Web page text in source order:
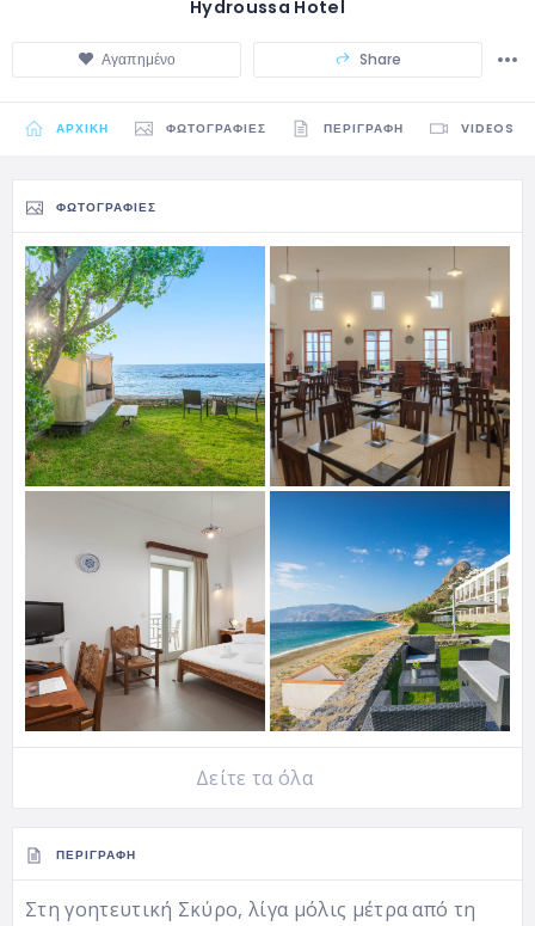
Hydroussa Hotel
Αγαπημένο Share
ΑΡΧΙΚΉ ΦΩΤΟΓΡΑΦΊΕΣ ΠΕΡΙΓΡΑΦΉ VIDEOS
ΦΩΤΟΓΡΑΦΊΕΣ
Δείτε τα όλα
ΠΕΡΙΓΡΑΦΉ
Στη γοητευτική Σκύρο, λίγα μόλις μέτρα από τη